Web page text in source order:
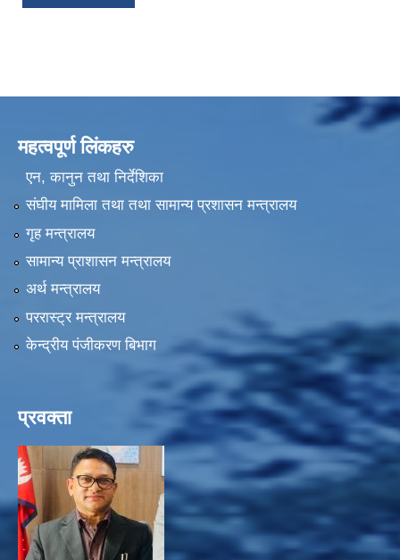
महत्वपूर्ण लिंकहरु
एन, कानुन तथा निर्देशिका
संघीय मामिला तथा तथा सामान्य प्रशासन मन्त्रालय
गृह मन्त्रालय
सामान्य प्राशासन मन्त्रालय
अर्थ मन्त्रालय
पररास्ट्र मन्त्रालय
केन्द्रीय पंजीकरण बिभाग
प्रवक्ता